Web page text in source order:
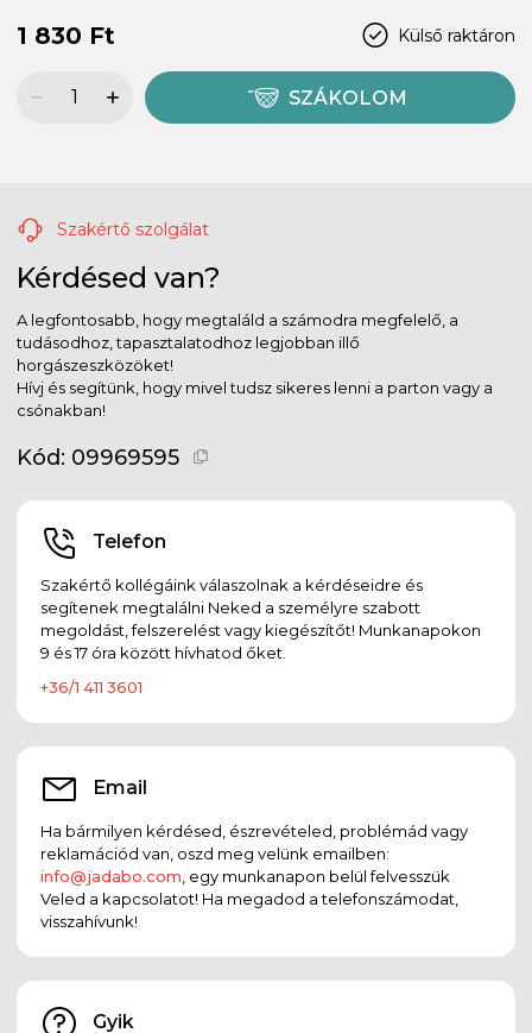
Külső raktáron
1 830 Ft
SZÁKOLOM
Szakértő szolgálat
Kérdésed van?
A legfontosabb, hogy megtaláld a számodra megfelelő, a
tudásodhoz, tapasztalatodhoz legjobban illő
horgászeszközöket!
Hívj és segítünk, hogy mivel tudsz sikeres lenni a parton vagy a
csónakban!
Kód: 09969595
Telefon
Szakértő kollégáink válaszolnak a kérdéseidre és
segítenek megtalálni Neked a személyre szabott
megoldást, felszerelést vagy kiegészítőt! Munkanapokon
9 és 17 óra között hívhatod őket.
+36/1 411 3601
Email
Ha bármilyen kérdésed, észrevételed, problémád vagy
reklamációd van, oszd meg velünk emailben:
info@jadabo.com , egy munkanapon belül felvesszük
Veled a kapcsolatot! Ha megadod a telefonszámodat,
visszahívunk!
Gyik